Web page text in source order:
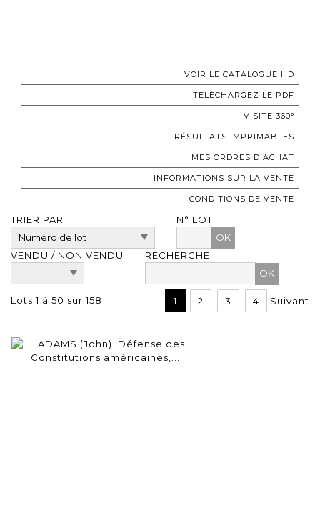
VOIR LE CATALOGUE HD
TÉLÉCHARGEZ LE PDF
VISITE 360°
RÉSULTATS IMPRIMABLES
MES ORDRES D'ACHAT
INFORMATIONS SUR LA VENTE
CONDITIONS DE VENTE
TRIER PAR
N° LOT
OK
VENDU / NON VENDU
RECHERCHE
Lots 1 à 50 sur 158 1 2 3 4 Suivant